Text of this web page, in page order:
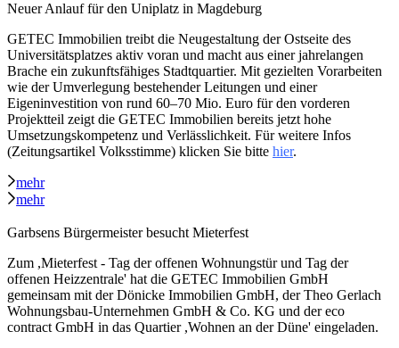
Neuer Anlauf für den Uniplatz in Magdeburg
GETEC Immobilien treibt die Neugestaltung der Ostseite des
Universitätsplatzes aktiv voran und macht aus einer jahrelangen
Brache ein zukunftsfähiges Stadtquartier. Mit gezielten Vorarbeiten
wie der Umverlegung bestehender Leitungen und einer
Eigeninvestition von rund 60–70 Mio. Euro für den vorderen
Projektteil zeigt die GETEC Immobilien bereits jetzt hohe
Umsetzungskompetenz und Verlässlichkeit. Für weitere Infos
(Zeitungsartikel Volksstimme) klicken Sie bitte hier.
mehr
mehr
Garbsens Bürgermeister besucht Mieterfest
Zum ,Mieterfest - Tag der offenen Wohnungstür und Tag der
offenen Heizzentrale' hat die GETEC Immobilien GmbH
gemeinsam mit der Dönicke Immobilien GmbH, der Theo Gerlach
Wohnungsbau-Unternehmen GmbH & Co. KG und der eco
contract GmbH in das Quartier ,Wohnen an der Düne' eingeladen.